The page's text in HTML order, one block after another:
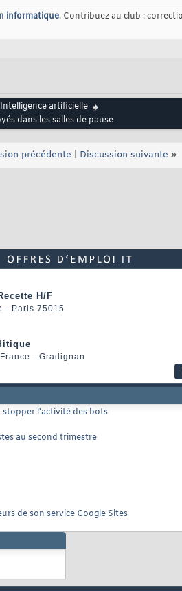
informatique. Contribuez au club :
Intelligence artificielle
dans les salles de pause
précédente Discussion suivante »
H/F
- Paris 75015
- Gradignan
stopper l'activité des bots
au second trimestre
de son service Google Sites